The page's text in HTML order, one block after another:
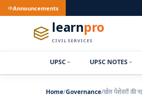
Announcements
learnpro
CIVIL SERVICES
UPSC UPSC NOTES
Home/Governance/खेल पेशेवरों की